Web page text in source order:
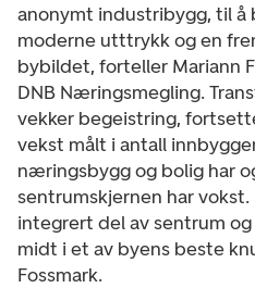
anonymt industribygg, til å
moderne utttrykk og en
bybildet, forteller Mariann
DNB Næringsmegling.
vekker begeistring,
vekst målt i antall
næringsbygg og bolig har
sentrumskjernen har
integrert del av sentrum
midt i et av byens beste
Fossmark.